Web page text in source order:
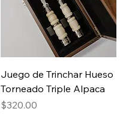
Juego de Trinchar Hueso
Torneado Triple Alpaca
Price
$320.00